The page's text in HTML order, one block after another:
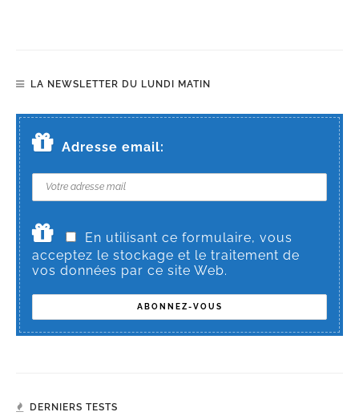
LA NEWSLETTER DU LUNDI MATIN
Adresse email:
En utilisant ce formulaire, vous
acceptez le stockage et le traitement de
vos données par ce site Web.
DERNIERS TESTS